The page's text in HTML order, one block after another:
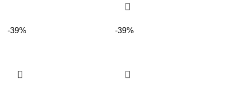
-39% -39%